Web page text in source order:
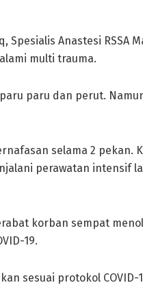
Spesialis Anastesi RSSA
multi trauma.
paru dan perut.
selama 2 pekan.
perawatan intensif
korban sempat
19.
sesuai protokol COVID-